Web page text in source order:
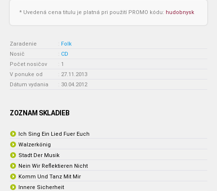
* Uvedená cena titulu je platná pri použití PROMO kódu: hudobnysk
Zaradenie : Folk
Nosič
: CD
Počet nosičov
: 1
V ponuke od
: 27.11.2013
Dátum vydania
: 30.04.2012
ZOZNAM SKLADIEB
Ich Sing Ein Lied Fuer Euch
Walzerkönig
Stadt Der Musik
Nein Wir Reflektieren Nicht
Komm Und Tanz Mit Mir
Innere Sicherheit